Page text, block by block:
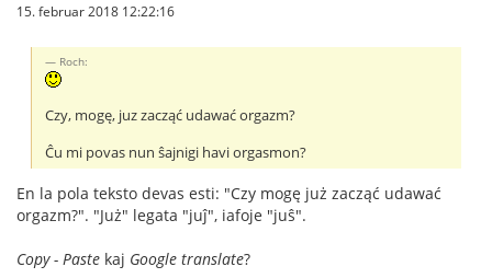
15. februar 2018 12:22:16
Roch:
Czy, mogę, juz zacząć udawać orgazm?
Ĉu mi povas nun ŝajnigi havi orgasmon?
En la pola teksto devas esti: "Czy mogę już zacząć udawać
orgazm?". "Już" legata "juĵ", iafoje "juŝ".
Copy - Paste kaj Google translate?